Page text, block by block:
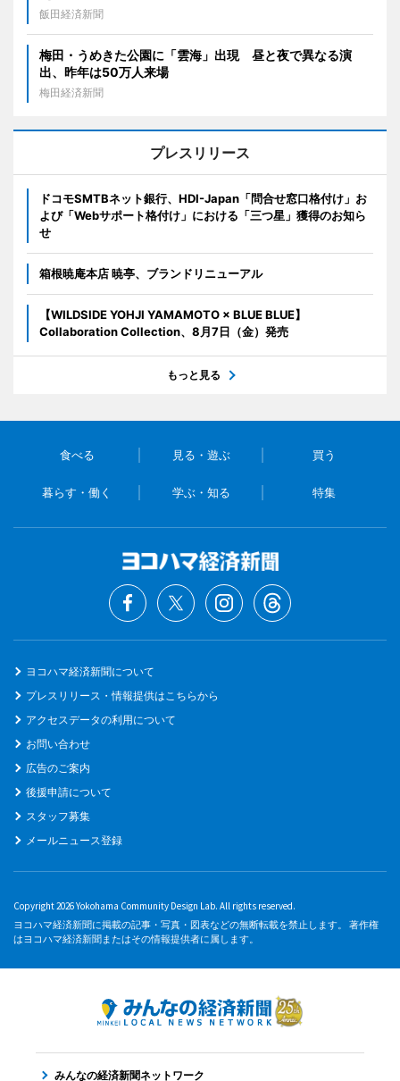
飯田経済新聞
梅田・うめきた公園に「雲海」出現 昼と夜で異なる演
出、昨年は50万人来場
梅田経済新聞
プレスリリース
ドコモSMTBネット銀行、HDI-Japan「問合せ窓口格付け」お
よび「Webサポート格付け」における「三つ星」獲得のお知ら
せ
箱根暁庵本店 暁亭、ブランドリニューアル
【WILDSIDE YOHJI YAMAMOTO × BLUE BLUE】
Collaboration Collection、8月7日（金）発売
もっと見る
食べる 見る・遊ぶ 買う
暮らす・働く 学ぶ・知る 特集
ヨコハマ経済新聞について
プレスリリース・情報提供はこちらから
アクセスデータの利用について
お問い合わせ
広告のご案内
後援申請について
スタッフ募集
メールニュース登録
Copyright 2026 Yokohama Community Design Lab. All rights reserved.
ヨコハマ経済新聞に掲載の記事・写真・図表などの無断転載を禁止します。 著作権
はヨコハマ経済新聞またはその情報提供者に属します。
みんなの経済新聞ネットワーク